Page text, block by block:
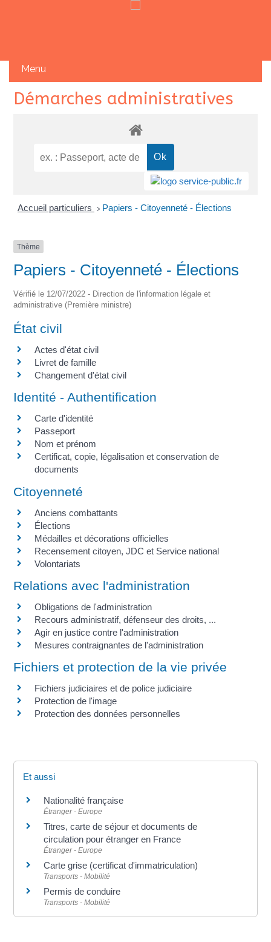
SkipDémarches administratives
Accueil particuliers > Papiers - Citoyenneté - Élections
Thème
Papiers - Citoyenneté - Élections
Vérifié le 12/07/2022 - Direction de l'information légale et
administrative (Première ministre)
État civil
Actes d'état civil
Livret de famille
Changement d'état civil
Identité - Authentification
Carte d'identité
Passeport
Nom et prénom
Certificat, copie, légalisation et conservation de
documents
Citoyenneté
Anciens combattants
Élections
Médailles et décorations officielles
Recensement citoyen, JDC et Service national
Volontariats
Relations avec l'administration
Obligations de l'administration
Recours administratif, défenseur des droits, ...
Agir en justice contre l'administration
Mesures contraignantes de l'administration
Fichiers et protection de la vie privée
Fichiers judiciaires et de police judiciaire
Protection de l'image
Protection des données personnelles
Et aussi
Nationalité française
Étranger - Europe
Titres, carte de séjour et documents de
circulation pour étranger en France
Étranger - Europe
Carte grise (certificat d'immatriculation)
Transports - Mobilité
Permis de conduire
Transports - Mobilité